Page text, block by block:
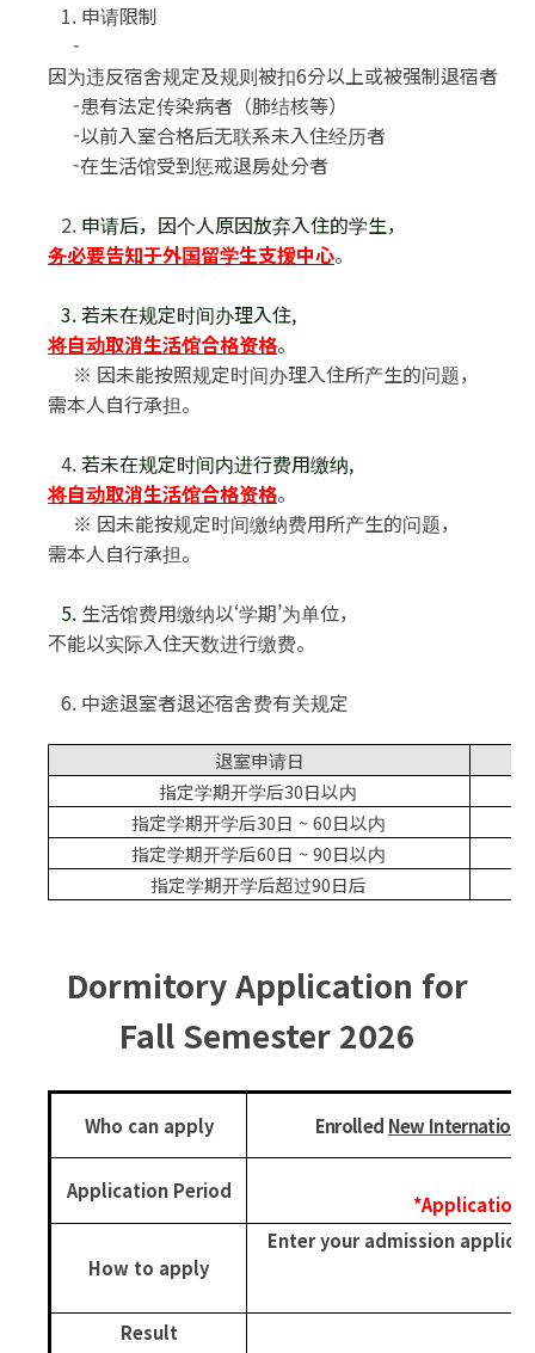
1. 申请限制
-
因为违反宿舍规定及规则被扣6分以上或被强制退宿者
-患有法定传染病者 （肺结核等）
-以前入室合格后无联系未入住经历者
-在生活馆受到惩戒退房处分者
2. 申请后， 因个人原因放弃入住的学生，
务必要告知于外国留学生支援中心。
3.若未在规定时间办理入住,
将自动取消生活馆合格资格。
※ 因未能按照规定时间办理入住所产生的问题，
需本人自行承担。
4.若未在规定时间内进行费用缴纳,
将自动取消生活馆合格资格。
※ 因未能按规定时间缴纳费用所产生的问题，
需本人自行承担。
5. 生活馆费用缴纳以‘学期’为单位，
不能以实际入住天数进行缴费。
6. 中途退室者退还宿舍费有关规定
退室申请日
指定学期开学后30日以内
指定学期开学后30日 ~ 60日以内
指定学期开学后60日 ~ 90日以内
指定学期开学后超过90日后
Dormitory Application for
Fall Semester 2026
Who can apply Enrolled New
Application Period
How to apply
Enter your admission
Result